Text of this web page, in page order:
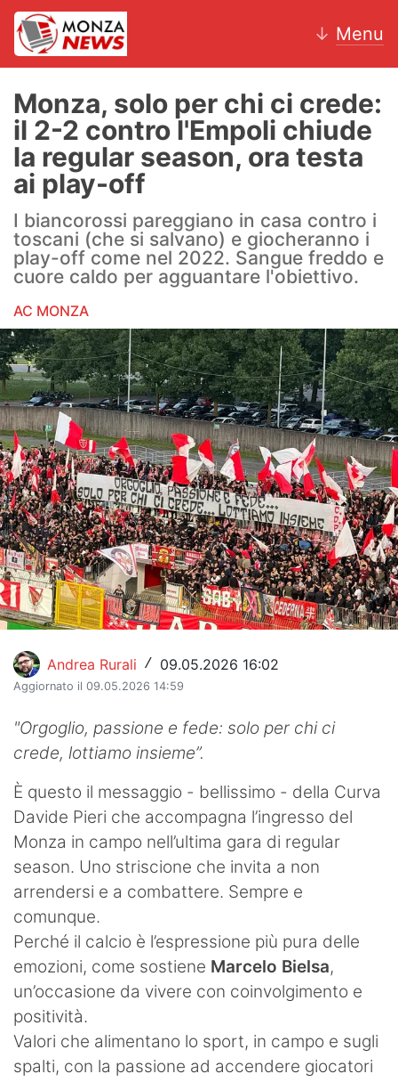
↓ Menu
News
AC Monza
Calcio
Motori
Volley
Hockey
Altri sport
Hockey
Pallanuoto
Pallamano
Altre
News
Turismo
Eventi
Monza, solo per chi ci crede:
il 2-2 contro l'Empoli chiude
la regular season, ora testa
ai play-off
I biancorossi pareggiano in casa contro i
toscani (che si salvano) e giocheranno i
play-off come nel 2022. Sangue freddo e
cuore caldo per agguantare l'obiettivo.
AC MONZA
Andrea Rurali / 09.05.2026 16:02
Aggiornato il 09.05.2026 14:59
"Orgoglio, passione e fede: solo per chi ci
crede, lottiamo insieme”.
È questo il messaggio - bellissimo - della Curva
Davide Pieri che accompagna l’ingresso del
Monza in campo nell’ultima gara di regular
season. Uno striscione che invita a non
arrendersi e a combattere. Sempre e
comunque.
Perché il calcio è l’espressione più pura delle
emozioni, come sostiene Marcelo Bielsa,
un’occasione da vivere con coinvolgimento e
positività.
Valori che alimentano lo sport, in campo e sugli
spalti, con la passione ad accendere giocatori